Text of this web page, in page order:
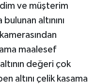
ve müşterim
altınını
maalesef
değeri çok
altını çelik kasama